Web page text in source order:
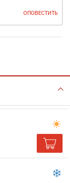
ОПОВЕСТИТЬ